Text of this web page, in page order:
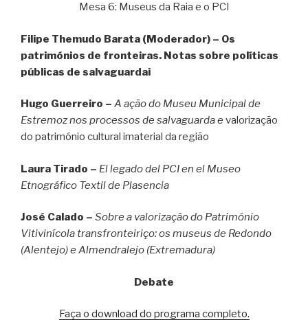
Mesa 6: Museus da Raia e o PCI
Filipe Themudo Barata (Moderador) – Os
patrimónios de fronteiras. Notas sobre políticas
públicas de salvaguardai
Hugo Guerreiro – A ação do Museu Municipal de
Estremoz nos processos de salvaguarda e valorização
do património cultural imaterial da região
Laura Tirado – El legado del PCI en el Museo
Etnográfico Textil de Plasencia
José Calado – Sobre a valorização do Património
Vitivinícola transfronteiriço: os museus de Redondo
(Alentejo) e Almendralejo (Extremadura)
Debate
Faça o download do programa completo.